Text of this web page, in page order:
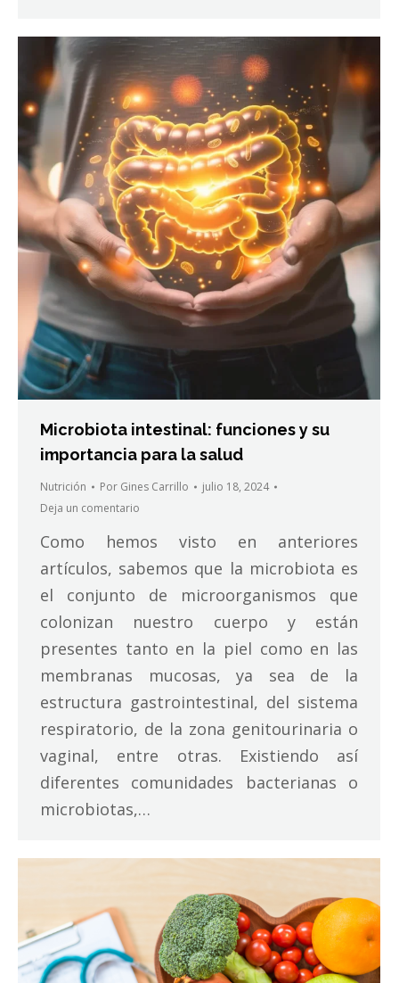
Microbiota intestinal: funciones y su
importancia para la salud
Nutrición Por Gines Carrillo
julio 18, 2024
Deja un comentario
Como hemos visto en anteriores
artículos, sabemos que la microbiota es
el conjunto de microorganismos que
colonizan nuestro cuerpo y están
presentes tanto en la piel como en las
membranas mucosas, ya sea de la
estructura gastrointestinal, del sistema
respiratorio, de la zona genitourinaria o
vaginal, entre otras. Existiendo así
diferentes comunidades bacterianas o
microbiotas,…